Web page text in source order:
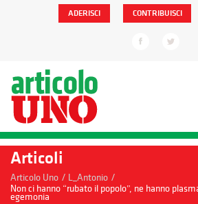
ADERISCI CONTRIBUISCI
Articoli
Articolo Uno / L_Antonio /
Non ci hanno “rubato il popolo”, ne hanno
egemonia